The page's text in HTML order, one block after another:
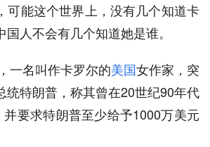
可能这个世界上，没有几个知道卡
人不会有几个知道她是谁。
一名叫作卡罗尔的美国女作家，突
统特朗普，称其曾在20世纪90年代
并要求特朗普至少给予1000万美元